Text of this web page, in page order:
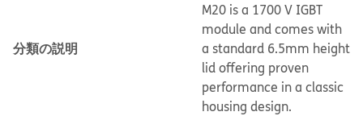
分類の説明
M20 is a 1700 V IGBT
module and comes with
a standard 6.5mm height
lid offering proven
performance in a classic
housing design.